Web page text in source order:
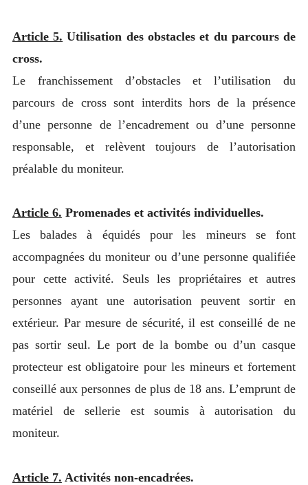
Article 5. Utilisation des obstacles et du parcours de
cross.
Le franchissement d’obstacles et l’utilisation du
parcours de cross sont interdits hors de la présence
d’une personne de l’encadrement ou d’une personne
responsable, et relèvent toujours de l’autorisation
préalable du moniteur.
Article 6. Promenades et activités individuelles.
Les balades à équidés pour les mineurs se font
accompagnées du moniteur ou d’une personne qualifiée
pour cette activité. Seuls les propriétaires et autres
personnes ayant une autorisation peuvent sortir en
extérieur. Par mesure de sécurité, il est conseillé de ne
pas sortir seul. Le port de la bombe ou d’un casque
protecteur est obligatoire pour les mineurs et fortement
conseillé aux personnes de plus de 18 ans. L’emprunt de
matériel de sellerie est soumis à autorisation du
moniteur.
Article 7. Activités non-encadrées.